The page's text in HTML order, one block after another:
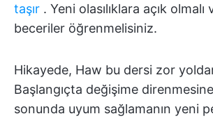
taşır . Yeni olasılıklara açık olmalı
beceriler öğrenmelisiniz.
Hikayede, Haw bu dersi zor
Başlangıçta değişime
sonunda uyum sağlamanın yeni